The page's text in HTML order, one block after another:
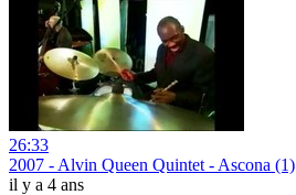
26:33
2007 - Alvin Queen Quintet - Ascona (1)
il y a 4 ans